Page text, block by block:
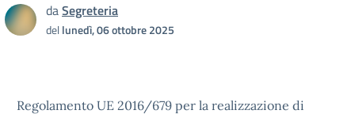
daSegreteria
dellunedì, 06 ottobre 2025
Regolamento UE 2016/679 per la realizzazione di